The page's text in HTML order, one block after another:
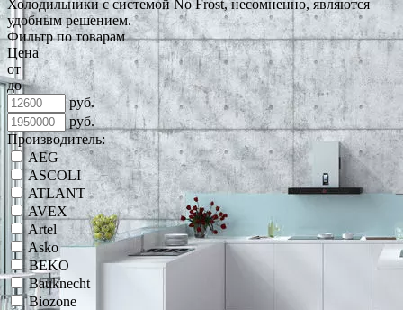
Холодильники с системой No Frost, несомненно, являются
удобным решением.
Фильтр по товарам
Цена
от
до
руб.
руб.
Производитель:
AEG
ASCOLI
ATLANT
AVEX
Artel
Asko
BEKO
Bauknecht
Biozone